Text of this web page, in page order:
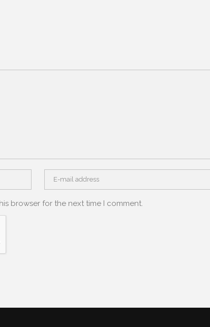
browser for the next time I comment.